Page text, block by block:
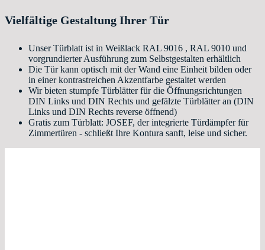
Vielfältige Gestaltung Ihrer Tür
Unser Türblatt ist in Weißlack RAL 9016 , RAL 9010 und
vorgrundierter Ausführung zum Selbstgestalten erhältlich
Die Tür kann optisch mit der Wand eine Einheit bilden oder
in einer kontrastreichen Akzentfarbe gestaltet werden
Wir bieten stumpfe Türblätter für die Öffnungsrichtungen
DIN Links und DIN Rechts und gefälzte Türblätter an (DIN
Links und DIN Rechts reverse öffnend)
Gratis zum Türblatt: JOSEF, der integrierte Türdämpfer für
Zimmertüren - schließt Ihre Kontura sanft, leise und sicher.